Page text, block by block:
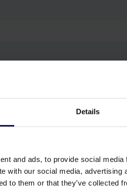
Details
and ads, to provide social
with our social media,
to them or that they’ve collected